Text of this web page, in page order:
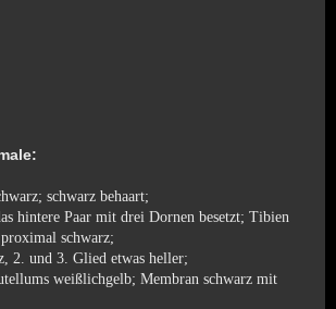
schwarz behaart;
hintere Paar mit drei Dornen besetzt; Tibien
schwarz;
2. und 3. Glied etwas heller;
weißlichgelb; Membran schwarz mit